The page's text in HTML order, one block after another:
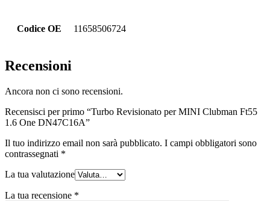
Codice OE 11658506724
Recensioni
Ancora non ci sono recensioni.
Recensisci per primo “Turbo Revisionato per MINI Clubman Ft55
1.6 One DN47C16A”
Il tuo indirizzo email non sarà pubblicato. I campi obbligatori sono
contrassegnati *
La tua valutazione
La tua recensione *